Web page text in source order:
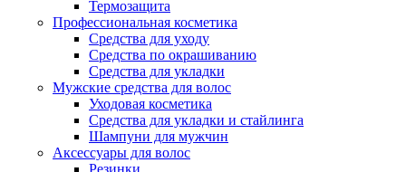
Термозащита
Профессиональная косметика
Средства для уходу
Средства по окрашиванию
Средства для укладки
Мужские средства для волос
Уходовая косметика
Средства для укладки и стайлинга
Шампуни для мужчин
Аксессуары для волос
Резинки